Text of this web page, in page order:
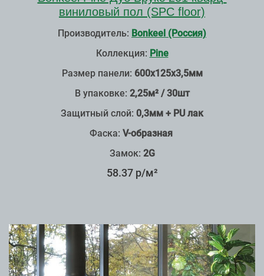
виниловый пол (SPC floor)
Производитель: Bonkeel (Россия)
Коллекция: Pine
Размер панели: 600х125х3,5мм
В упаковке: 2,25м² / 30шт
Защитный слой: 0,3мм + PU лак
Фаска: V-образная
Замок: 2G
58.37 р/м²